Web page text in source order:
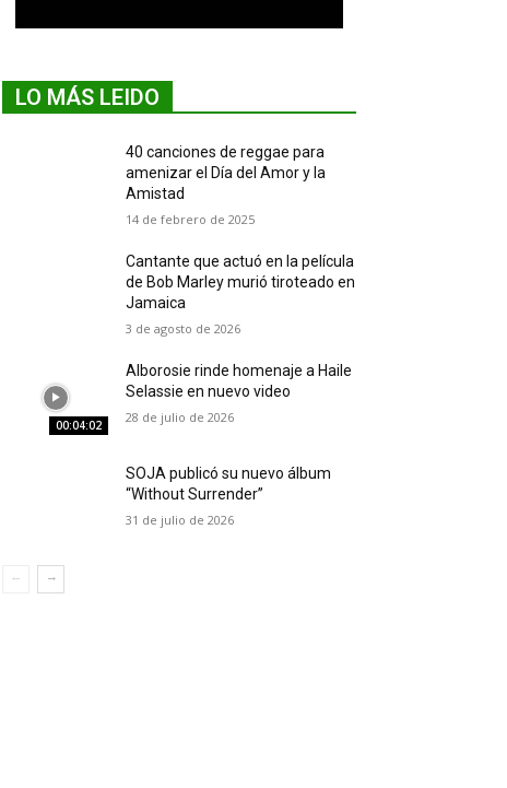
LO MÁS LEIDO
40 canciones de reggae para
amenizar el Día del Amor y la
Amistad
14 de febrero de 2025
Cantante que actuó en la película
de Bob Marley murió tiroteado en
Jamaica
3 de agosto de 2026
00:04:02
Alborosie rinde homenaje a Haile
Selassie en nuevo video
28 de julio de 2026
SOJA publicó su nuevo álbum
“Without Surrender”
31 de julio de 2026